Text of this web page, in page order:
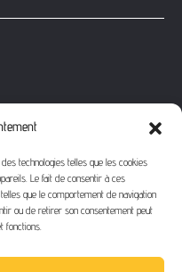
technologies telles que les cookies
Le fait de consentir à ces
que le comportement de navigation
ou de retirer son consentement peut
fonctions.